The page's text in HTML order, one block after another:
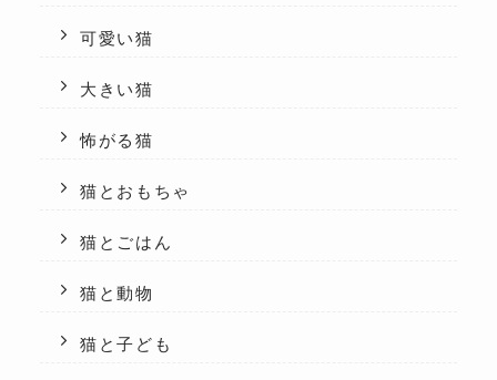
可愛い猫
大きい猫
怖がる猫
猫とおもちゃ
猫とごはん
猫と動物
猫と子ども